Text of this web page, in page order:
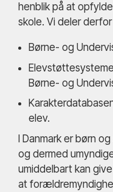
henblik på at
skole. Vi deler
Børne- og
Børne- og
elev.
I Danmark er børn
og dermed
umiddelbart kan
at